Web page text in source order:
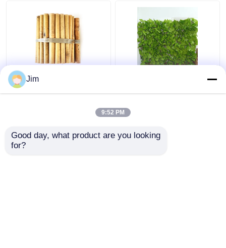
20x100cm decoratief
bamboe hek kleine tuin
voor buitendecoratie
Jim
9:52 PM
Good day, what product are you looking
for?